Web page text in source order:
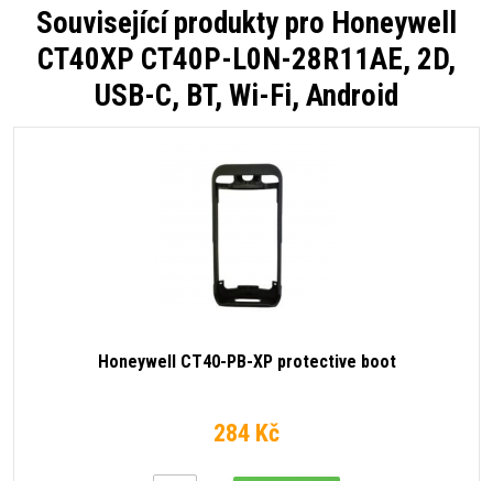
Související produkty pro Honeywell
CT40XP CT40P-L0N-28R11AE, 2D,
USB-C, BT, Wi-Fi, Android
Honeywell CT40-PB-XP protective boot
284 Kč